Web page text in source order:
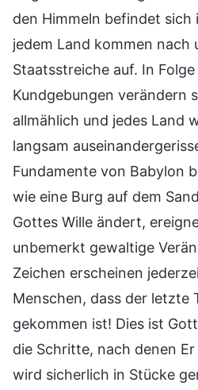
den Himmeln befindet sich
jedem Land kommen nach
Staatsstreiche auf. In
Kundgebungen verändern
allmählich und jedes Land
langsam
Fundamente von Babylon
wie eine Burg auf dem
Gottes Wille ändert,
unbemerkt gewaltige
Zeichen erscheinen
Menschen, dass der letzte
gekommen ist! Dies ist
die Schritte, nach denen
wird sicherlich in Stücke